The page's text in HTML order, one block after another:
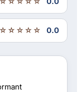
☆☆☆☆☆ 0.0